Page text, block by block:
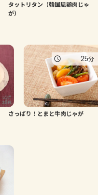
タットリタン（韓国風鶏肉じゃ
が）
さっぱり！とまと牛肉じゃが
25分